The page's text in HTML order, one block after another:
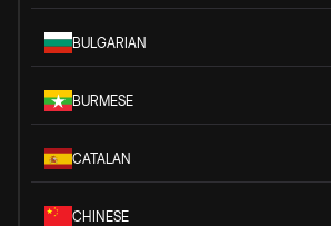
BULGARIAN
BURMESE
CATALAN
CHINESE